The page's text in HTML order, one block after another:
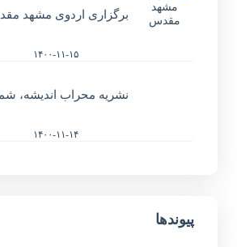
برگزاری اردوی مشهد
۱۴۰۰-۱۱-۱۵
نشریه محراب اندیشه،
۱۴۰۰-۱۱-۱۴
پیوندها